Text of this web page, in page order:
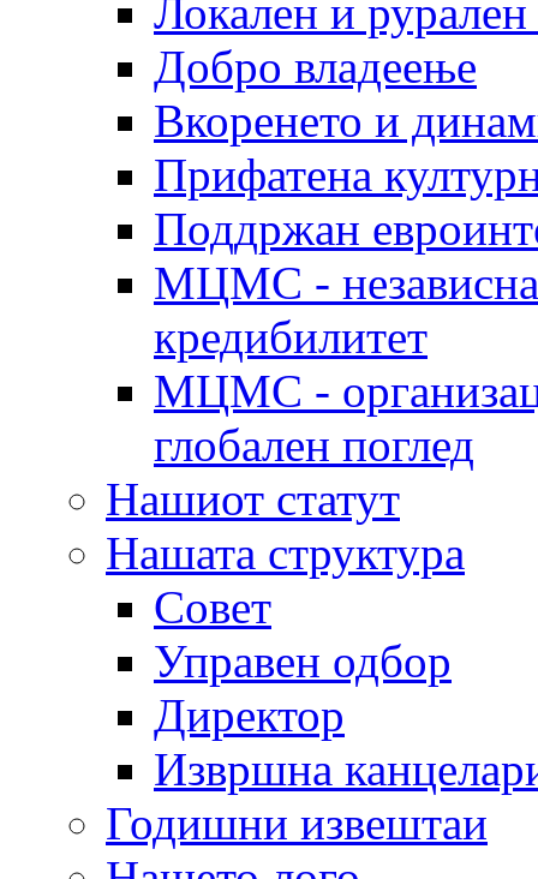
Локален и рурален
Добро владеење
Вкоренето и
Прифатена
Поддржан
МЦМС - независна
кредибилитет
МЦМС -
глобален поглед
Нашиот статут
Нашата структура
Совет
Управен одбор
Директор
Извршна
Годишни извештаи